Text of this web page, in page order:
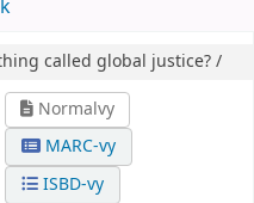
called global justice? /
Normalvy
MARC-vy
ISBD-vy